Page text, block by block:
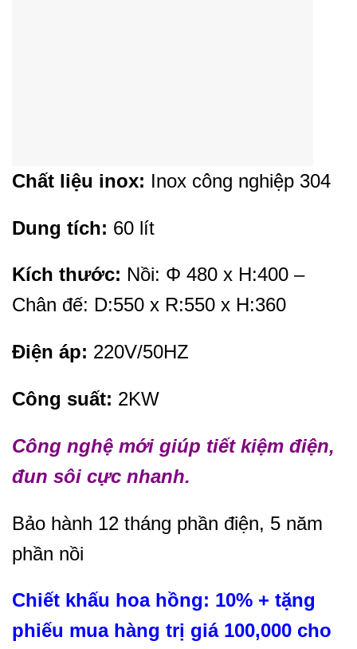
Chất liệu inox: Inox công nghiệp 304
Dung tích: 60 lít
Kích thước: Nồi: Φ 480 x H:400 –
Chân đế: D:550 x R:550 x H:360
Điện áp: 220V/50HZ
Công suất: 2KW
Công nghệ mới giúp tiết kiệm điện,
đun sôi cực nhanh.
Bảo hành 12 tháng phần điện, 5 năm
phần nồi
Chiết khấu hoa hồng: 10% + tặng
phiếu mua hàng trị giá 100,000 cho